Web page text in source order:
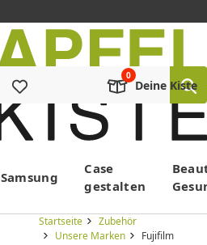
Deine Kiste
Samsung
Case
gestalten
Startseite
Zubehör
Unsere Marken
Fujifilm